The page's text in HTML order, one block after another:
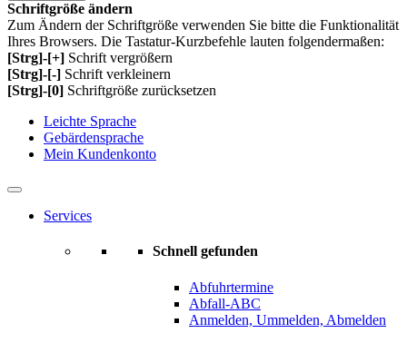
Schriftgröße ändern
Zum Ändern der Schriftgröße verwenden Sie bitte die Funktionalität
Ihres Browsers. Die Tastatur-Kurzbefehle lauten folgendermaßen:
[Strg]-[+] Schrift vergrößern
[Strg]-[-] Schrift verkleinern
[Strg]-[0] Schriftgröße zurücksetzen
Leichte Sprache
Gebärdensprache
Mein Kundenkonto
Services
Schnell gefunden
Abfuhrtermine
Abfall-ABC
Anmelden, Ummelden, Abmelden